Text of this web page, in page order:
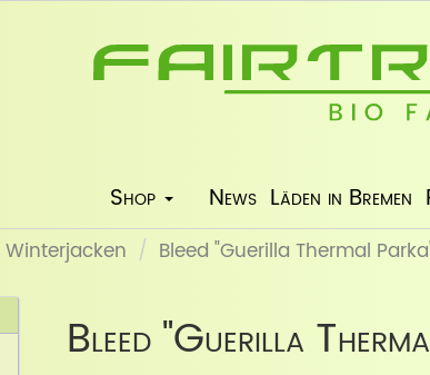
Shop News Läden in Bremen
Winterjacken Bleed "Guerilla Thermal
Bleed "Guerilla